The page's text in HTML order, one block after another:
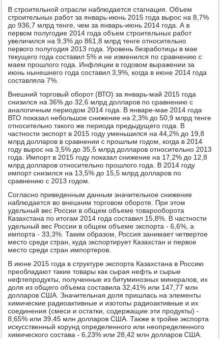
В строительной отрасли наблюдается стагнация. Объем
строительных работ за январь-июнь 2015 года вырос на 8,7%
до 936,7 млрд тенге, чем за январь-июнь 2014 года. А в
первом полугодие 2014 года объем строительных работ
увеличился на 9,3% до 861,8 млрд тенге относительно
первого полугодия 2013 года. Уровень безработицы в мае
текущего года составил 5% и не изменился по сравнению с
маем прошлого года. Инфляции в годовом выражении за
июнь нынешнего года составил 3,9%, когда в июне 2014 года
составляла 7%.
Внешний торговый оборот (ВТО) за январь-май 2015 года
снизился на 36% до 32,6 млрд долларов по сравнению с
аналогичным периодом 2014 года. В январе-мае 2014 года
ВТО показал небольшое снижение на 2,3% до 50,9 млрд тенге
относительно такого же периода предыдущего года. В
частности экспорт в 2015 году уменьшился на 44,2% до 19,8
млрд долларов в сравнении с прошлым годом, когда в 2014
году вырос на 3,5% до 35,5 млрд долларов относительно 2013
года. Импорт в 2015 году показал снижение на 17,2% до 12,8
млрд долларов относительно прошлого года. В 2014 году
импорт снизился на 13,5% до 15,5 млрд долларов по
сравнению с 2013 годом.
Согласно приведенным данным значительное снижение
наблюдается во внешним торговом обороте. При этом
удельный вес России в общем объеме товарооборота
Казахстана по итогам 2014 года составил 15,8%. В частности
удельный вес России в общем объеме экспорта - 6,6%, а
импорта - 33,3%. Таким образом, Россия занимает четвертое
место среди стран, куда экспортирует Казахстан и первое
место среди стран импортеров.
В июне 2015 года в структуре экспорта Казахстана в Россию
преобладают такие товары как сырая нефть и сырые
нефтепродукты, полученные из битуминозных минералов, их
доля из общего объема составила 32,41% или 147,77 млн
долларов США. Значительная доля пришлась на элементы
химические радиоактивные и изотопы радиоактивные и их
соединения (смеси и остатки, содержащие эти продукты) -
8,65% или 39,45 млн долларов США. Также в тройке экспорта
искусственный корунд определенного или неопределенного
химического состава - 6,23% или 28,42 млн долларов США.